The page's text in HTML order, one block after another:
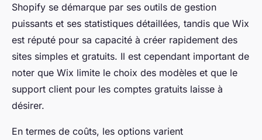
Shopify se démarque par ses outils de gestion
puissants et ses statistiques détaillées, tandis que Wix
est réputé pour sa capacité à créer rapidement des
sites simples et gratuits. Il est cependant important de
noter que Wix limite le choix des modèles et que le
support client pour les comptes gratuits laisse à
désirer.
En termes de coûts, les options varient